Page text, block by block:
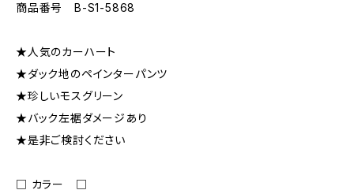
商品番号 B-S1-5868
★人気のカーハート
★ダック地のペインターパンツ
★珍しいモスグリーン
★バック左裾ダメージあり
★是非ご検討ください
□ カラー □